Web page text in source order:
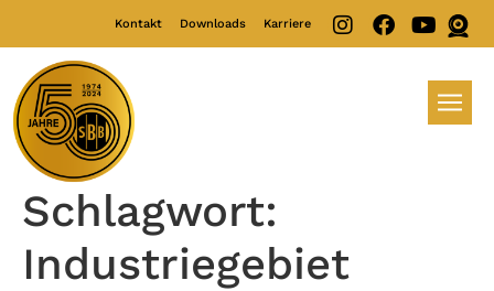
Kontakt Downloads Karriere
Schlagwort:
Industriegebiet